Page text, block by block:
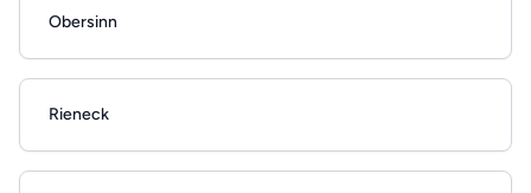
Obersinn
Rieneck